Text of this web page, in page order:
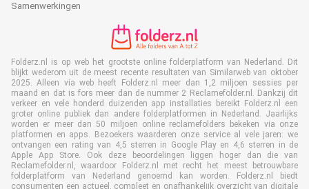
Samenwerkingen
Folderz.nl is op web het grootste online folderplatform van Nederland. Dit
blijkt wederom uit de meest recente resultaten van Similarweb van oktober
2025. Alleen via web heeft Folderz.nl meer dan 1,2 miljoen sessies per
maand en dat is fors meer dan de nummer 2 Reclamefolder.nl. Dankzij dit
verkeer en vele honderd duizenden app installaties bereikt Folderz.nl een
groter online publiek dan andere folderplatformen in Nederland. Jaarlijks
worden er meer dan 50 miljoen online reclamefolders bekeken via onze
platformen en apps. Bezoekers waarderen onze service al vele jaren: we
ontvangen een rating van 4,5 sterren in Google Play en 4,6 sterren in de
Apple App Store. Ook deze beoordelingen liggen hoger dan die van
Reclamefolder.nl, waardoor Folderz.nl met recht het meest betrouwbare
folderplatform van Nederland genoemd kan worden. Folderz.nl biedt
consumenten een actueel, compleet en onafhankelijk overzicht van digitale